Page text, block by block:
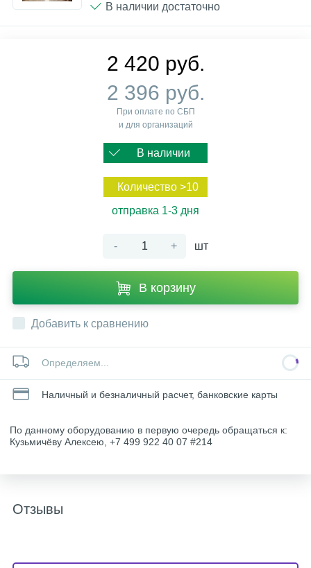
В наличии достаточно
2 420 руб.
2 396 руб.
При оплате по СБП
и для организаций
В наличии
Количество >10
отправка 1-3 дня
- + шт
В корзину
Добавить к сравнению
Определяем...
Наличный и безналичный расчет, банковские карты
По данному оборудованию в первую очередь обращаться к:
Кузьмичёву Алексею, +7 499 922 40 07 #214
Отзывы